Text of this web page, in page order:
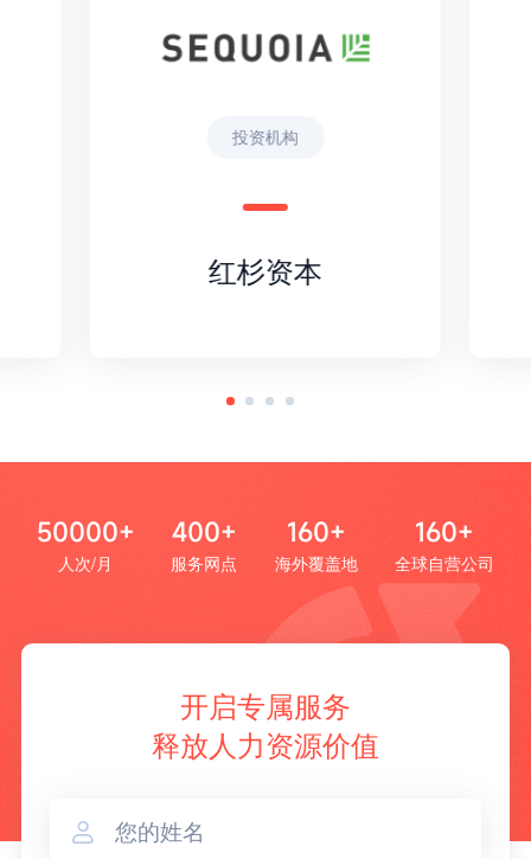
投资机构
红杉资本
50000+
人次/月
400+
服务网点
160+
海外覆盖地
160+
全球自营公司
开启专属服务
释放人力资源价值
